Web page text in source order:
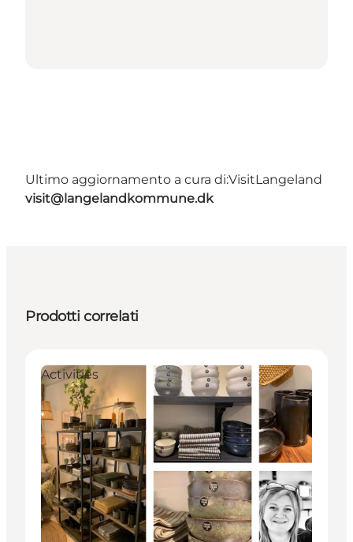
Ultimo aggiornamento a cura di:VisitLangeland
visit@langelandkommune.dk
Prodotti correlati
Activities